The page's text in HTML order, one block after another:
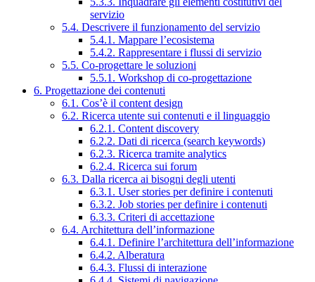
servizio
5.4. Descrivere il funzionamento del servizio
5.4.1. Mappare l’ecosistema
5.4.2. Rappresentare i flussi di servizio
5.5. Co-progettare le soluzioni
5.5.1. Workshop di co-progettazione
6. Progettazione dei contenuti
6.1. Cos’è il content design
6.2. Ricerca utente sui contenuti e il linguaggio
6.2.1. Content discovery
6.2.2. Dati di ricerca (search keywords)
6.2.3. Ricerca tramite analytics
6.2.4. Ricerca sui forum
6.3. Dalla ricerca ai bisogni degli utenti
6.3.1. User stories per definire i contenuti
6.3.2. Job stories per definire i contenuti
6.3.3. Criteri di accettazione
6.4. Architettura dell’informazione
6.4.1. Definire l’architettura dell’informazione
6.4.2. Alberatura
6.4.3. Flussi di interazione